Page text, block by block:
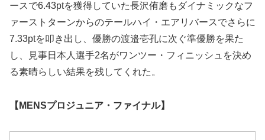
ースで6.43ptを獲得していた長沢侑磨もダイナミックなフ
ァーストターンからのテールハイ・エアリバースでさらに
7.33ptを叩き出し、優勝の渡邉壱孔に次ぐ準優勝を果た
し、見事日本人選手2名がワンツー・フィニッシュを決め
る素晴らしい結果を残してくれた。
【MENSプロジュニア・ファイナル】